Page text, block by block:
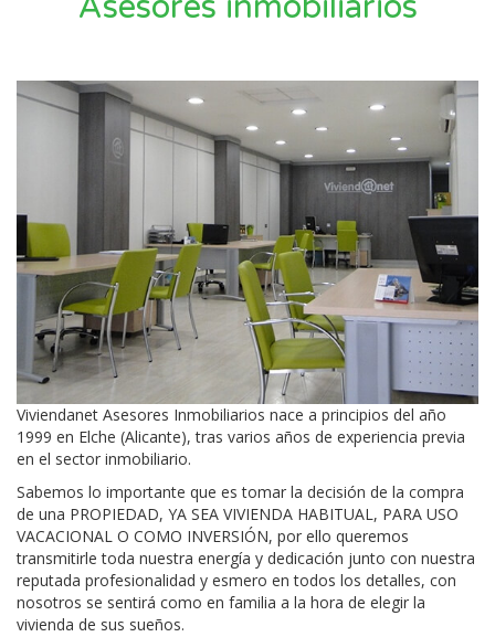
Viviendanet Asesores Inmobiliarios nace a principios del año
1999 en Elche (Alicante), tras varios años de experiencia previa
en el sector inmobiliario.
Sabemos lo importante que es tomar la decisión de la compra
de una PROPIEDAD, YA SEA VIVIENDA HABITUAL, PARA USO
VACACIONAL O COMO INVERSIÓN, por ello queremos
transmitirle toda nuestra energía y dedicación junto con nuestra
reputada profesionalidad y esmero en todos los detalles, con
nosotros se sentirá como en familia a la hora de elegir la
vivienda de sus sueños.